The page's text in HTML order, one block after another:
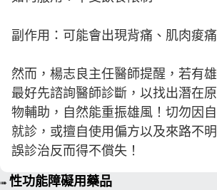
副作用：可能會出現背痛、肌肉痠
然而，楊志良主任醫師提醒，若有
最好先諮詢醫師診斷，以找出潛在
物輔助，自然能重振雄風！切勿因
就診，或擅自使用偏方以及來路不
誤診治反而得不償失！
➠ 性功能障礙用藥品